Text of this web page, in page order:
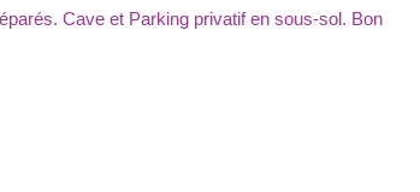
Cave et Parking privatif en sous-sol. Bon